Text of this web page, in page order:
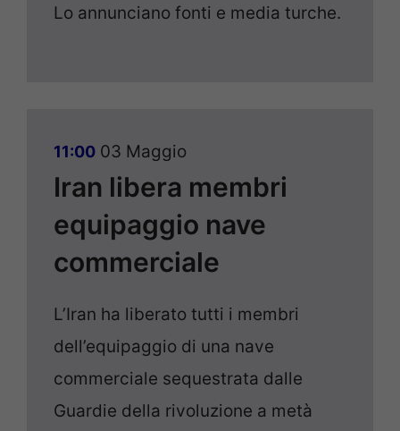
Lo annunciano fonti e media turche.
11:00 03 Maggio
Iran libera membri
equipaggio nave
commerciale
L’Iran ha liberato tutti i membri
dell’equipaggio di una nave
commerciale sequestrata dalle
Guardie della rivoluzione a metà